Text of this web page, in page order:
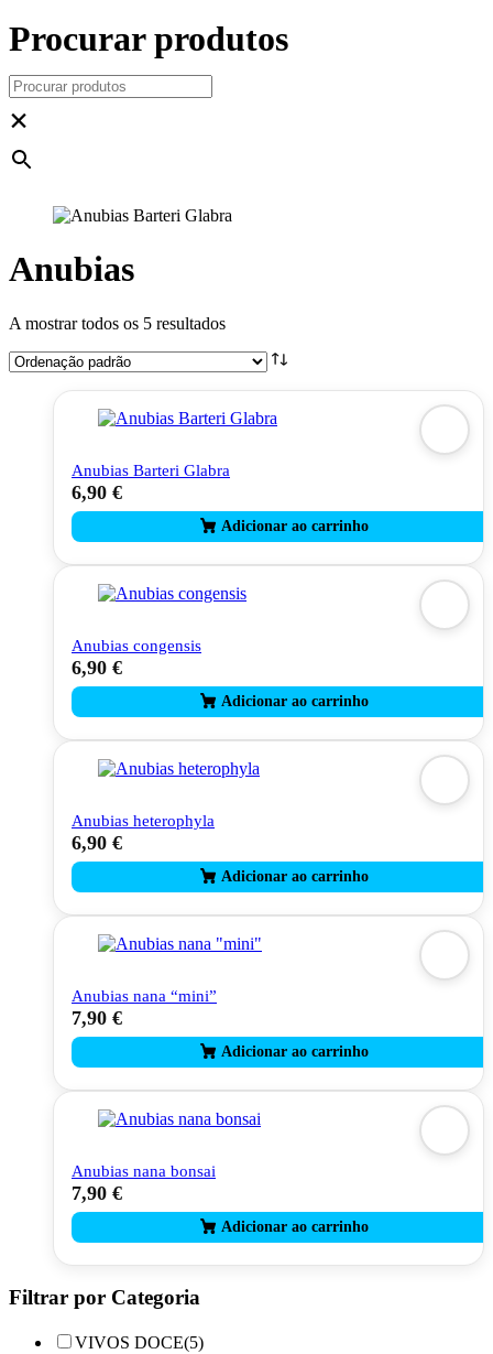
Procurar produtos
×
Anubias
A mostrar todos os 5 resultados
Anubias Barteri Glabra
6,90 €
Anubias congensis
6,90 €
Anubias heterophyla
6,90 €
Anubias nana “mini”
7,90 €
Anubias nana bonsai
7,90 €
Filtrar por Categoria
VIVOS DOCE(5)